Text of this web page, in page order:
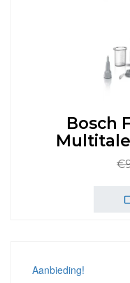
Bosch
€
Aanbieding!